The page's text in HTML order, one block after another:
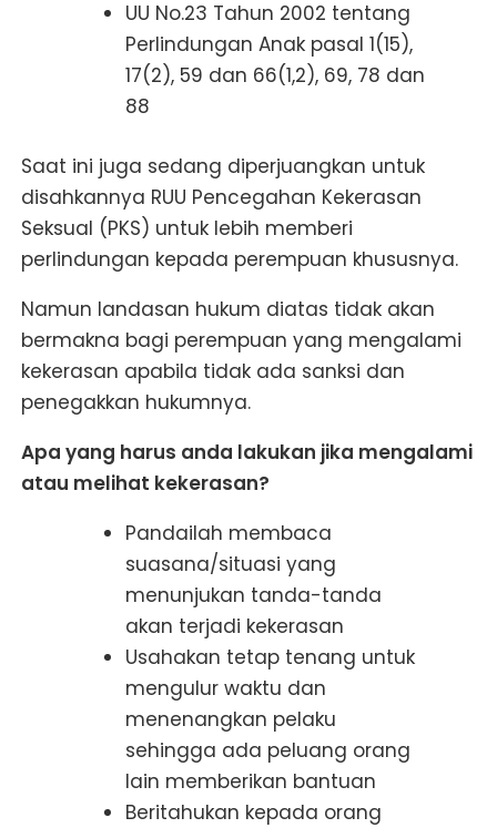
UU No.23 Tahun 2002 tentang
Perlindungan Anak pasal 1(15),
17(2), 59 dan 66(1,2), 69, 78 dan
88
Saat ini juga sedang diperjuangkan untuk
disahkannya RUU Pencegahan Kekerasan
Seksual (PKS) untuk lebih memberi
perlindungan kepada perempuan khususnya.
Namun landasan hukum diatas tidak akan
bermakna bagi perempuan yang mengalami
kekerasan apabila tidak ada sanksi dan
penegakkan hukumnya.
Apa yang harus anda lakukan jika mengalami
atau melihat kekerasan?
Pandailah membaca
suasana/situasi yang
menunjukan tanda-tanda
akan terjadi kekerasan
Usahakan tetap tenang untuk
mengulur waktu dan
menenangkan pelaku
sehingga ada peluang orang
lain memberikan bantuan
Beritahukan kepada orang